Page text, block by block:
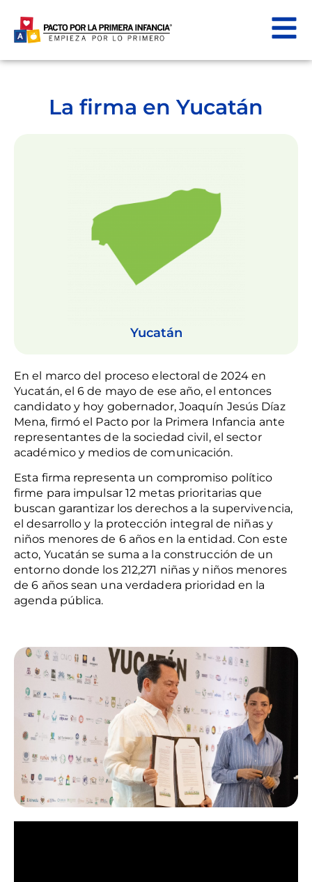
La firma en Yucatán
Yucatán
En el marco del proceso electoral de 2024 en
Yucatán, el 6 de mayo de ese año, el entonces
candidato y hoy gobernador, Joaquín Jesús Díaz
Mena, firmó el Pacto por la Primera Infancia ante
representantes de la sociedad civil, el sector
académico y medios de comunicación.
Esta firma representa un compromiso político
firme para impulsar 12 metas prioritarias que
buscan garantizar los derechos a la supervivencia,
el desarrollo y la protección integral de niñas y
niños menores de 6 años en la entidad. Con este
acto, Yucatán se suma a la construcción de un
entorno donde los 212,271 niñas y niños menores
de 6 años sean una verdadera prioridad en la
agenda pública.